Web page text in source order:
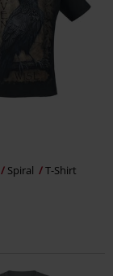
Spiral T-Shirt